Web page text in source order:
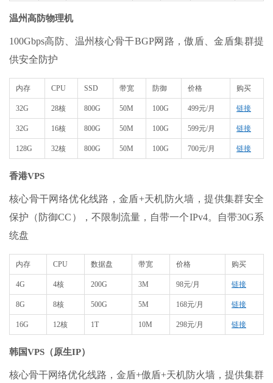
温州高防物理机
100Gbps高防、温州核心骨干BGP网路，傲盾、金盾集群提
供安全防护
内存 CPU SSD 带宽 防御 价格 购买
32G 28核 800G 50M 100G 499元/月 链接
32G 16核 800G 50M 100G 599元/月 链接
128G 32核 800G 50M 100G 700元/月 链接
香港VPS
核心骨干网络优化线路，金盾+天机防火墙，提供集群安全
保护（防御CC），不限制流量，自带一个IPv4。自带30G系
统盘
内存 CPU 数据盘 带宽 价格 购买
4G 4核 200G 3M 98元/月 链接
8G 8核 500G 5M 168元/月 链接
16G 12核 1T 10M 298元/月 链接
韩国VPS（原生IP）
核心骨干网络优化线路，金盾+傲盾+天机防火墙，提供集群